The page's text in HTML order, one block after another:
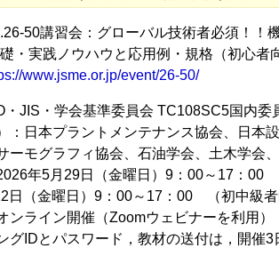
50講習会：グローバル技術者必須！！
礎・実践ノウハウと応用例・規格（初心者
www.jsme.or.jp/event/26-50/
JIS・学会基準委員会 TC108SC5国内委
日本プラントメンテナンス協会、日本
ーモグラフィ協会、石油学会、土木学会
年5月29日（金曜日）9：00～17：00
日（金曜日）9：00～17：00 （初中級者
ンライン開催（Zoomウェビナーを利用）
グIDとパスワード，教材の送付は，開催3